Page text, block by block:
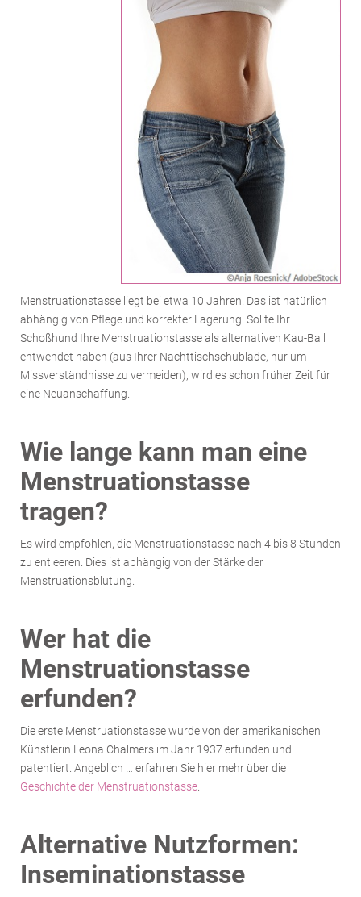
Menstruationstasse liegt bei etwa 10 Jahren. Das ist natürlich
abhängig von Pflege und korrekter Lagerung. Sollte Ihr
Schoßhund Ihre Menstruationstasse als alternativen Kau-Ball
entwendet haben (aus Ihrer Nachttischschublade, nur um
Missverständnisse zu vermeiden), wird es schon früher Zeit für
eine Neuanschaffung.
Wie lange kann man eine
Menstruationstasse
tragen?
Es wird empfohlen, die Menstruationstasse nach 4 bis 8 Stunden
zu entleeren. Dies ist abhängig von der Stärke der
Menstruationsblutung.
Wer hat die
Menstruationstasse
erfunden?
Die erste Menstruationstasse wurde von der amerikanischen
Künstlerin Leona Chalmers im Jahr 1937 erfunden und
patentiert. Angeblich … erfahren Sie hier mehr über die
Geschichte der Menstruationstasse
Alternative Nutzformen:
Inseminationstasse